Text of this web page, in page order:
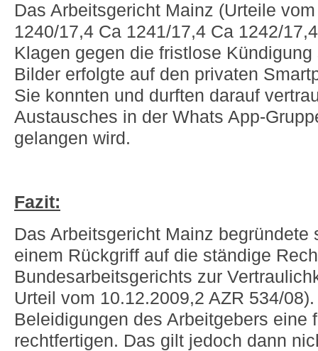
Das Arbeitsgericht Mainz (Urteile
1240/17,4 Ca 1241/17,4 Ca 1242/
Klagen gegen die fristlose
Bilder erfolgte auf den privaten
Sie konnten und durften darauf
Austausches in der Whats App-
gelangen wird.
Fazit:
Das Arbeitsgericht Mainz begründete
einem Rückgriff auf die ständige
Bundesarbeitsgerichts zur
Urteil vom 10.12.2009,2 AZR 534/
Beleidigungen des Arbeitgebers eine
rechtfertigen. Das gilt jedoch dann